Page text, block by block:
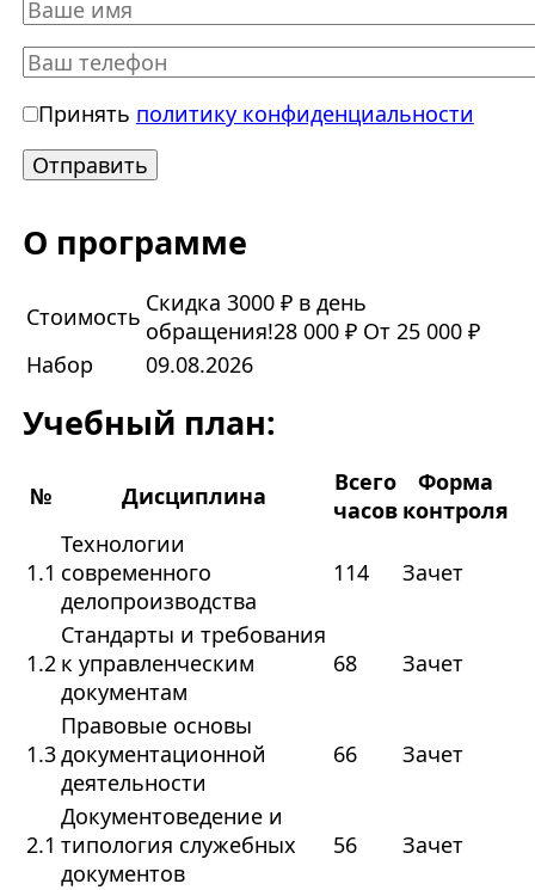
Принять политику конфиденциальности
О программе
Стоимость Скидка 3000 ₽ в день
обращения!28 000 ₽ От 25 000 ₽
Набор
09.08.2026
Учебный план:
№ Дисциплина
Всего
часов
Форма
контроля
1.1
Технологии
современного
делопроизводства
114 Зачет
1.2
Стандарты и требования
к управленческим
документам
68 Зачет
1.3
Правовые основы
документационной
деятельности
66 Зачет
2.1
Документоведение и
типология служебных
документов
56 Зачет